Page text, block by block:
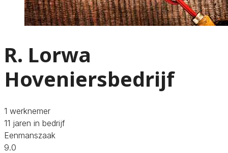
R. Lorwa
Hoveniersbedrijf
1 werknemer
11 jaren in bedrijf
Eenmanszaak
9.0